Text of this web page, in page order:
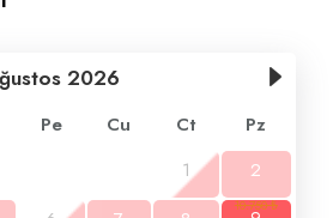
2026
Pe Cu Ct
Pz
1
2